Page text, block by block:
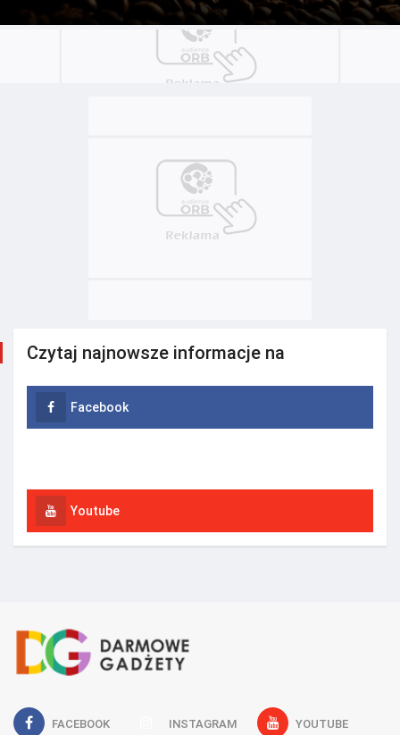
Czytaj najnowsze informacje na
Facebook
Youtube
FACEBOOK INSTAGRAM YOUTUBE